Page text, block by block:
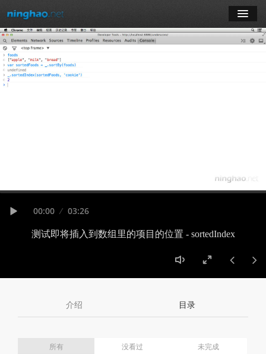
学习
博客
Seek
Current
00:00 Duration
03:26
测试即将插入到数组里的项目的位置 - sortedIndex
Volume
介绍 目录
所有 没看过 未完成